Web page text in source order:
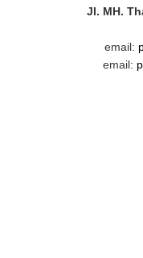
Jl. MH.
email:
email: